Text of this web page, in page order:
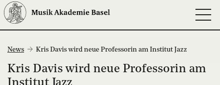
News Kris Davis wird neue Professorin am Institut Jazz
Kris Davis wird neue Professorin am